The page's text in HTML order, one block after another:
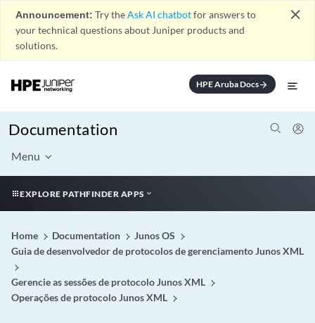
Announcement: Try theAsk AI chatbotfor answers to
your technical questions about Juniper products and
solutions.
close
HPE Aruba Docsarrow_forward
Documentation
Menu
EXPLORE PATHFINDER APPS
Home Documentation
Junos OS
Guia de desenvolvedor de protocolos de gerenciamento Junos XML
Gerencie as sessões de protocolo Junos XML
Operações de protocolo Junos XML